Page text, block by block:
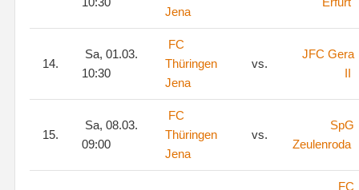
Jena
14.
Sa, 01.03.
10:30
FC
Thüringen
Jena
vs.
JFC Gera
II
15.
Sa, 08.03.
09:00
FC
Thüringen
Jena
vs.
SpG
Zeulenroda
FC